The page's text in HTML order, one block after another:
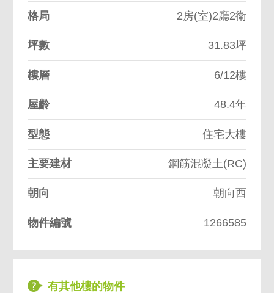
格局 2房(室)2廳2衛
坪數 31.83坪
樓層 6/12樓
屋齡 48.4年
型態 住宅大樓
主要建材 鋼筋混凝土(RC)
朝向 朝向西
物件編號 1266585
有其他樓的物件